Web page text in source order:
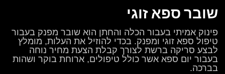
שובר ספא זוגי
פינוק אמיתי בעבור הכלה והחתן הוא שובר מפנק בעבור
טיפול ספא זוגי ומפנק. בכדי להוזיל את העלות, מומלץ
לבצע סריקה ברשת לצורך קבלת הצעת מחיר נוחה
בעבור יום ספא אשר כולל טיפולים, ארוחת בוקר ושהות
בברכה.